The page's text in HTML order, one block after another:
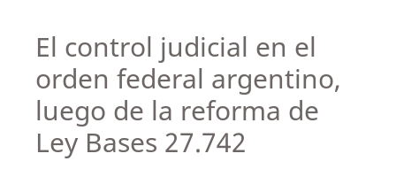
El control judicial en el
orden federal argentino,
luego de la reforma de
Ley Bases 27.742